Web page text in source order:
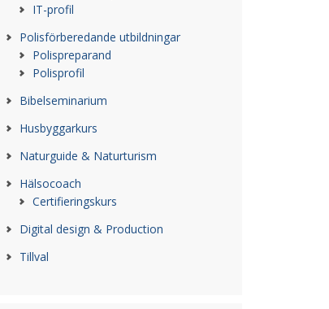
IT-profil
Polisförberedande utbildningar
Polispreparand
Polisprofil
Bibelseminarium
Husbyggarkurs
Naturguide & Naturturism
Hälsocoach
Certifieringskurs
Digital design & Production
Tillval